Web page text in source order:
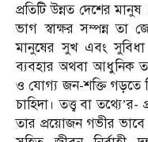
প্রতিটি উন্নত দেশের
ভাগ স্বাক্ষর সম্পন্ন তা
মানুষের সুখ এবং সুবিধা
ব্যবহার অথবা আধুনিক
ও যোগ্য জন-শক্তি গড়তে
চাহিদা। তত্ত্ব বা
তার প্রয়োজন গভীর ভাবে